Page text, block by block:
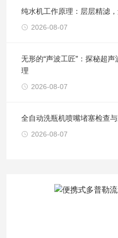
纯水机工作原理：层层精滤
2026-08-07
无形的“声波工匠”：探秘超
理
2026-08-07
全自动洗瓶机喷嘴堵塞检查
2026-08-07